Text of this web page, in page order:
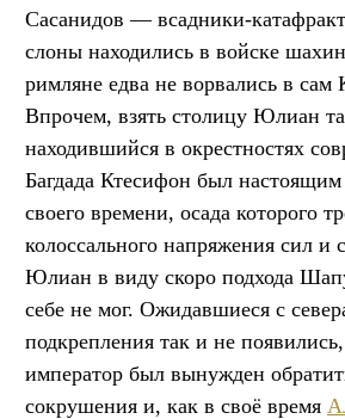
Сасанидов — всадники-
слоны находились в войске
римляне едва не ворвались в сам
Впрочем, взять столицу Юлиан
находившийся в окрестностях
Багдада Ктесифон был
своего времени, осада которого
колоссального напряжения сил и
Юлиан в виду скоро подхода
себе не мог. Ожидавшиеся с
подкрепления так и не
император был вынужден
сокрушения и, как в своё время